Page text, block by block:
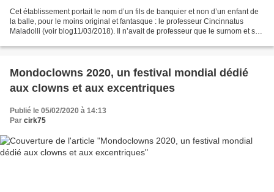
Cet établissement portait le nom d’un fils de banquier et non d’un enfant de
la balle, pour le moins original et fantasque : le professeur Cincinnatus
Maladolli (voir blog11/03/2018). Il n’avait de professeur que le surnom et se
Mondoclowns 2020, un festival mondial dédié
aux clowns et aux excentriques
Publié le 05/02/2020 à 14:13
Par cirk75